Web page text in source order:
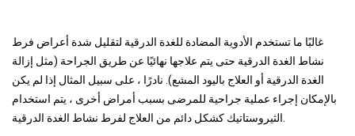
غالبًا ما تستخدم الأدوية المضادة للغدة الدرقية لتقليل شدة أعراض فرط
نشاط الغدة الدرقية حتى يتم علاجها نهائيًا عن طريق الجراحة (مثل إزالة
الغدة الدرقية أو العلاج باليود المشع). نادرًا ، على سبيل المثال إذا لم يكن
بالإمكان إجراء عملية جراحية للمرضى بسبب أمراض أخرى ، يتم استخدام